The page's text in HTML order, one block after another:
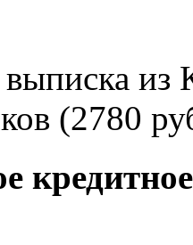
из
(2780